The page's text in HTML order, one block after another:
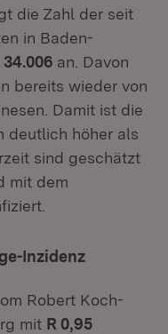
die Zahl der seit
in Baden-
34.006 an. Davon
bereits wieder von
Damit ist die
deutlich höher als
sind geschätzt
mit dem
Inzidenz
Robert Koch-
mit R 0,95